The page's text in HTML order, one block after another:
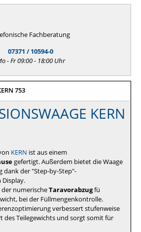
Fachberatung
07371 / 10594-0
- Fr 09:00 - 18:00 Uhr
KERN
KERN ist aus einem
gefertigt. Außerdem bietet die Waage
dank der "Step-by-Step"-
numerischeTaravorabzugfü
bei der Füllmengenkontrolle.
verbessert stufenweise
des Teilegewichts und sorgt somit für